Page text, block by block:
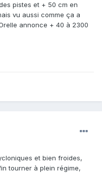
pistes et + 50 cm en
vu aussi comme ça a
annonce + 40 à 2300
et bien froides,
tourner à plein régime,